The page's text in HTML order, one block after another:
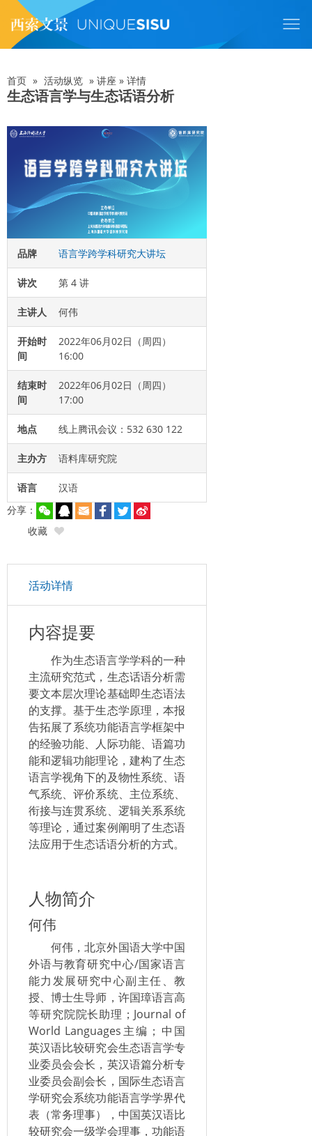
主
内
容面
包
屑
首页 » 活动纵览 » 讲座 » 详情
生态语言学与生态话语分析
品牌 语言学跨学科研究大讲坛
讲次 第 4 讲
主讲人 何伟
开始时
间
2022年06月02日（周四）
16:00
结束时
间
2022年06月02日（周四）
17:00
地点 线上腾讯会议：532 630 122
主办方 语料库研究院
语言
汉语
分享：
收藏
活动详情
内容提要
作为生态语言学学科的一种
主流研究范式，生态话语分析需
要文本层次理论基础即生态语法
的支撑。基于生态学原理，本报
告拓展了系统功能语言学框架中
的经验功能、人际功能、语篇功
能和逻辑功能理论，建构了生态
语言学视角下的及物性系统、语
气系统、评价系统、主位系统、
衔接与连贯系统、逻辑关系系统
等理论，通过案例阐明了生态语
法应用于生态话语分析的方式。
人物简介
何伟
何伟，北京外国语大学中国
外语与教育研究中心/国家语言
能力发展研究中心副主任、教
授、博士生导师，许国璋语言高
等研究院院长助理；Journal of
World Languages主编；中国
英汉语比较研究会生态语言学专
业委员会会长，英汉语篇分析专
业委员会副会长，国际生态语言
学研究会系统功能语言学学界代
表（常务理事），中国英汉语比
较研究会一级学会理事，功能语